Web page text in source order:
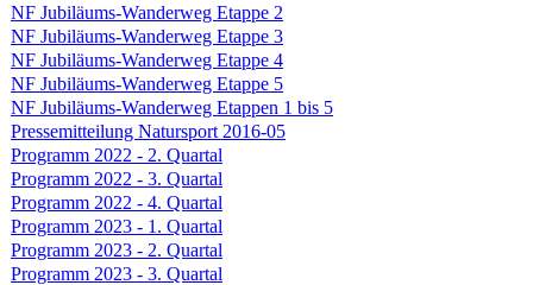
NF Jubiläums-Wanderweg Etappe 2
NF Jubiläums-Wanderweg Etappe 3
NF Jubiläums-Wanderweg Etappe 4
NF Jubiläums-Wanderweg Etappe 5
NF Jubiläums-Wanderweg Etappen 1 bis 5
Pressemitteilung Natursport 2016-05
Programm 2022 - 2. Quartal
Programm 2022 - 3. Quartal
Programm 2022 - 4. Quartal
Programm 2023 - 1. Quartal
Programm 2023 - 2. Quartal
Programm 2023 - 3. Quartal